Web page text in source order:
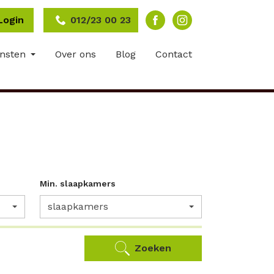
012/23 00 23
Over ons Blog Contact
Min. slaapkamers
slaapkamers
Zoeken